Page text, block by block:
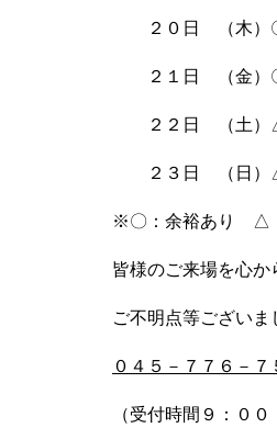
２０日 （木）
２１日 （金）
２２日 （土）
２３日 （日）
※〇：余裕あり △
皆様のご来場を心か
ご不明点等ござい
０４５－７７６－７
（受付時間９：００